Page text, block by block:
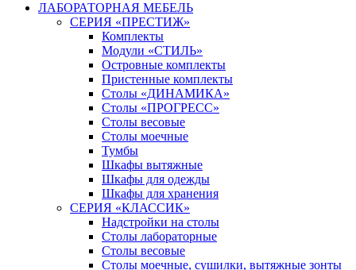
ЛАБОРАТОРНАЯ МЕБЕЛЬ
СЕРИЯ «ПРЕСТИЖ»
Комплекты
Модули «СТИЛЬ»
Островные комплекты
Пристенные комплекты
Столы «ДИНАМИКА»
Столы «ПРОГРЕСС»
Столы весовые
Столы моечные
Тумбы
Шкафы вытяжные
Шкафы для одежды
Шкафы для хранения
СЕРИЯ «КЛАССИК»
Надстройки на столы
Столы лабораторные
Столы весовые
Столы моечные, сушилки, вытяжные зонты